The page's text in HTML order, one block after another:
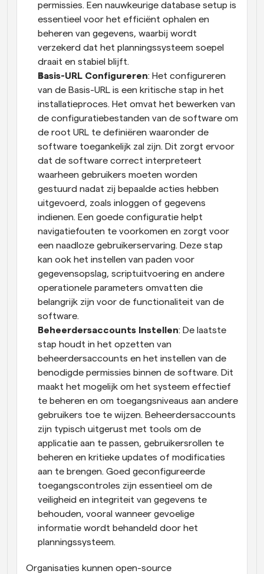
permissies. Een nauwkeurige database setup is
essentieel voor het efficiënt ophalen en
beheren van gegevens, waarbij wordt
verzekerd dat het planningssysteem soepel
draait en stabiel blijft.
Basis-URL Configureren: Het configureren
van de Basis-URL is een kritische stap in het
installatieproces. Het omvat het bewerken van
de configuratiebestanden van de software om
de root URL te definiëren waaronder de
software toegankelijk zal zijn. Dit zorgt ervoor
dat de software correct interpreteert
waarheen gebruikers moeten worden
gestuurd nadat zij bepaalde acties hebben
uitgevoerd, zoals inloggen of gegevens
indienen. Een goede configuratie helpt
navigatiefouten te voorkomen en zorgt voor
een naadloze gebruikerservaring. Deze stap
kan ook het instellen van paden voor
gegevensopslag, scriptuitvoering en andere
operationele parameters omvatten die
belangrijk zijn voor de functionaliteit van de
software.
Beheerdersaccounts Instellen: De laatste
stap houdt in het opzetten van
beheerdersaccounts en het instellen van de
benodigde permissies binnen de software. Dit
maakt het mogelijk om het systeem effectief
te beheren en om toegangsniveaus aan andere
gebruikers toe te wijzen. Beheerdersaccounts
zijn typisch uitgerust met tools om de
applicatie aan te passen, gebruikersrollen te
beheren en kritieke updates of modificaties
aan te brengen. Goed geconfigureerde
toegangscontroles zijn essentieel om de
veiligheid en integriteit van gegevens te
behouden, vooral wanneer gevoelige
informatie wordt behandeld door het
planningssysteem.
Organisaties kunnen open-source